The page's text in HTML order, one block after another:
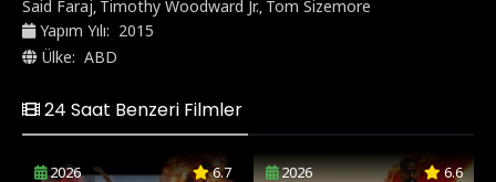
Said Faraj, Timothy Woodward Jr., Tom Sizemore
Yapım Yılı: 2015
Ülke: ABD
24 Saat Benzeri Filmler
2026 6.7 2026 6.6